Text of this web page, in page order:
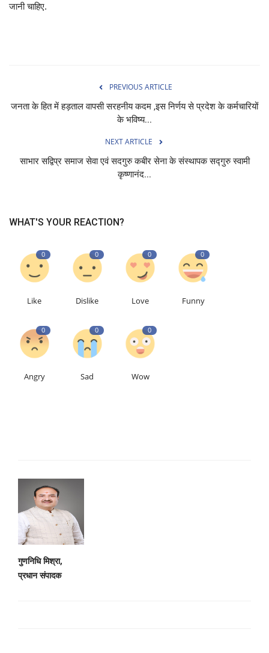
जानी चाहिए.
PREVIOUS ARTICLE
जनता के हित में हड़ताल वापसी सरहनीय कदम ,इस निर्णय से प्रदेश के कर्मचारियों
के भविष्य...
NEXT ARTICLE
साभार सद्विप्र समाज सेवा एवं सदगुरु कबीर सेना के संस्थापक सद्गुरु स्वामी
कृष्णानंद...
WHAT'S YOUR REACTION?
0
Like
0
Dislike
0
Love
0
Funny
0
Angry
0
Sad
0
Wow
गुणनिधि मिश्रा,
प्रधान संपादक